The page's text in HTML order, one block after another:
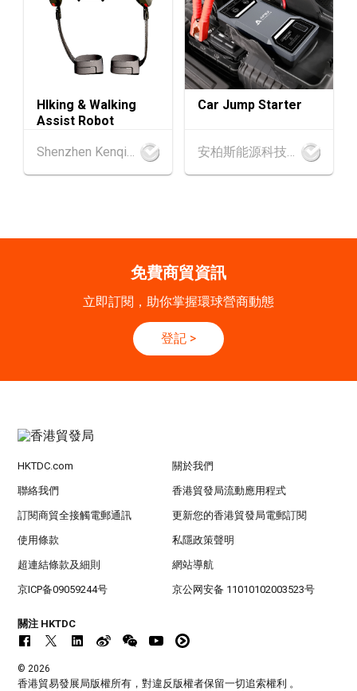
02.09.2026 - 05.09.2026
香港國際時尚匯展 2026 (香港會議展覽中心)
SEP
09.09.2026 - 10.09.2026
一帶一路高峰論壇2026
9
SEP
香港
09.09.2026
SEP
運輸物流學會國際會議 2026
「香港好物節 (東盟)」2026
13.10.2026 - 16.10.2026
HIking & Walking
Assist Robot
Car Jump Starter
免費商貿資訊
立即訂閱，助你掌握環球營商動態
登記 >
HKTDC.com 關於我們
聯絡我們 香港貿發局流動應用程式
訂閱商貿全接觸電郵通訊 更新您的香港貿發局電郵訂閱
使用條款 私隱政策聲明
超連結條款及細則 網站導航
京ICP备09059244号 京公网安备 11010102003523号
關注 HKTDC
© 2026
香港貿易發展局版權所有，對違反版權者保留一切追索權利 。